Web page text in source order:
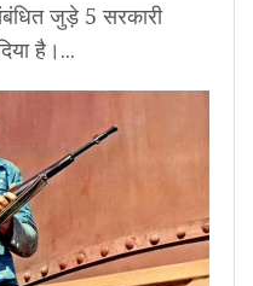
जुड़े 5 सरकारी
है।...